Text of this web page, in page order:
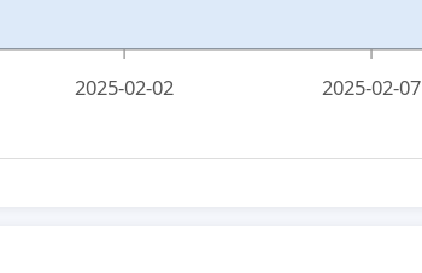
2025-02-02 2025-02-07